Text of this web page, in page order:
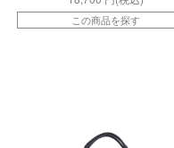
この商品を探す